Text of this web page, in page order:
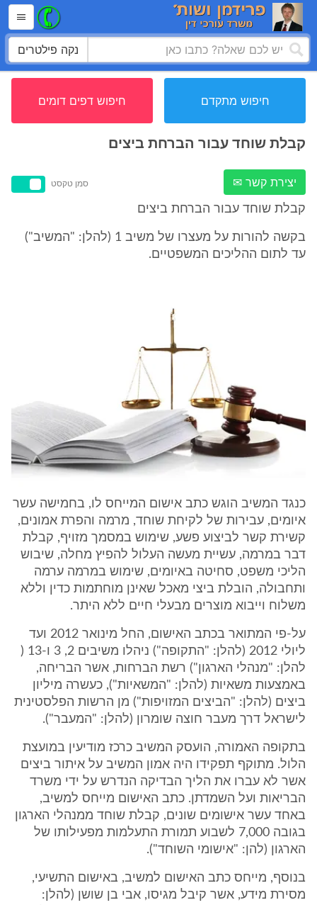
נקה פילטרים
חיפוש מתקדם חיפוש דפים דומים
קבלת שוחד עבור הברחת ביצים
יצירת קשר ✉ סמן טקסט
קבלת שוחד עבור הברחת ביצים
בקשה להורות על מעצרו של משיב 1 (להלן: "המשיב")
עד לתום ההליכים המשפטיים.
כנגד המשיב הוגש כתב אישום המייחס לו, בחמישה עשר
איומים, עבירות של לקיחת שוחד, מרמה והפרת אמונים,
קשירת קשר לביצוע פשע, שימוש במסמך מזויף, קבלת
דבר במרמה, עשיית מעשה העלול להפיץ מחלה, שיבוש
הליכי משפט, סחיטה באיומים, שימוש במרמה ערמה
ותחבולה, הובלת ביצי מאכל שאינן מוחתמות כדין וללא
משלוח וייבוא מוצרים מבעלי חיים ללא היתר.
על-פי המתואר בכתב האישום, החל מינואר 2012 ועד
ליולי 2012 (להלן: "התקופה") ניהלו משיבים 2, 3 ו-13 (
להלן: "מנהלי הארגון") רשת הברחות, אשר הבריחה,
באמצעות משאיות (להלן: "המשאיות"), כעשרה מיליון
ביצים (להלן: "הביצים המזויפות") מן הרשות הפלסטינית
לישראל דרך מעבר חוצה שומרון (להלן: "המעבר").
בתקופה האמורה, הועסק המשיב כרכז מודיעין במועצת
הלול. מתוקף תפקידו היה אמון המשיב על איתור ביצים
אשר לא עברו את הליך הבדיקה הנדרש על ידי משרד
הבריאות ועל השמדתן. כתב האישום מייחס למשיב,
באחד עשר אישומים שונים, קבלת שוחד ממנהלי הארגון
בגובה 7,000 לשבוע תמורת התעלמות מפעילותו של
הארגון (להן: "אישומי השוחד").
בנוסף, מייחס כתב האישום למשיב, באישום התשיעי,
מסירת מידע, אשר קיבל מגיסו, אבי בן שושן (להלן: